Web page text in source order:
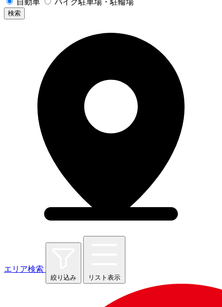
自動車 バイク駐車場・駐輪場
検索
エリア検索
絞り込み リスト表示